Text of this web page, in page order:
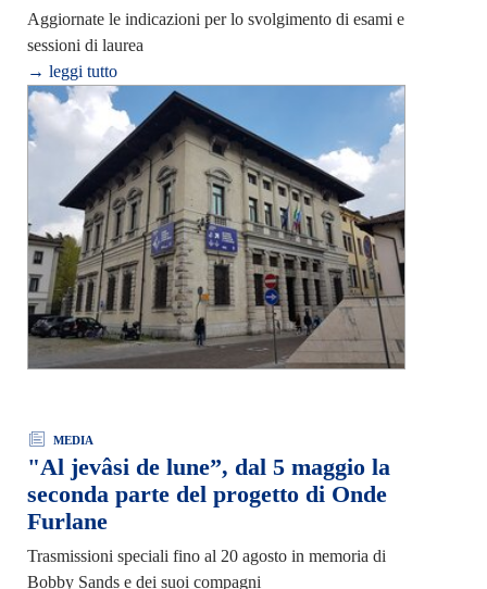
Aggiornate le indicazioni per lo svolgimento di esami e
sessioni di laurea
→ leggi tutto
MEDIA
"Al jevâsi de lune”, dal 5 maggio la
seconda parte del progetto di Onde
Furlane
Trasmissioni speciali fino al 20 agosto in memoria di
Bobby Sands e dei suoi compagni